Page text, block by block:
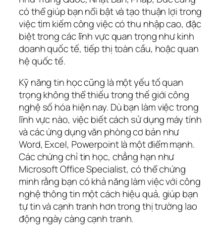
có thể giúp bạn nổi bật và tạo thuận lợi trong
việc tìm kiếm công việc có thu nhập cao, đặc
biệt trong các lĩnh vực quan trọng như kinh
doanh quốc tế, tiếp thị toàn cầu, hoặc quan
hệ quốc tế.
Kỹ năng tin học cũng là một yếu tố quan
trọng không thể thiếu trong thế giới công
nghệ số hóa hiện nay. Dù bạn làm việc trong
lĩnh vực nào, việc biết cách sử dụng máy tính
và các ứng dụng văn phòng cơ bản như
Word, Excel, Powerpoint là một điểm mạnh.
Các chứng chỉ tin học, chẳng hạn như
Microsoft Office Specialist, có thể chứng
minh rằng bạn có khả năng làm việc với công
nghệ thông tin một cách hiệu quả, giúp bạn
tự tin và cạnh tranh hơn trong thị trường lao
động ngày càng cạnh tranh.